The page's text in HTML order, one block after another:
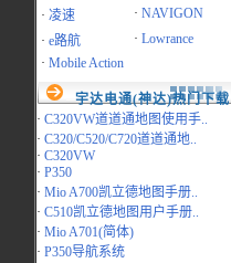
· 凌速 · NAVIGON
· e路航 · Lowrance
· Mobile Action
宇达电通(神达)热门下载
· C320VW道道通地图使用手..
· C320/C520/C720道道通地..
· C320VW
· P350
· Mio A700凯立德地图手册..
· C510凯立德地图用户手册..
· Mio A701(简体)
· P350导航系统